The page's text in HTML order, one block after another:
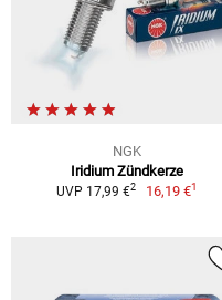
NGK
Iridium Zündkerze
UVP 17,99 €2 16,19 €1